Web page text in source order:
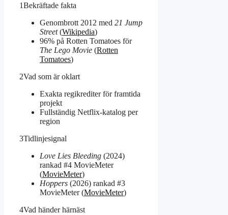
1Bekräftade fakta
Genombrott 2012 med 21 Jump
Street(Wikipedia)
96% på Rotten Tomatoes för
The Lego Movie (Rotten
Tomatoes)
2Vad som är oklart
Exakta regi­krediter för framtida
projekt
Fullständig Netflix-katalog per
region
3Tidlinjesignal
Love Lies Bleeding (2024)
rankad #4 MovieMeter
(MovieMeter)
Hoppers (2026) rankad #3
MovieMeter (MovieMeter)
4Vad händer härnäst